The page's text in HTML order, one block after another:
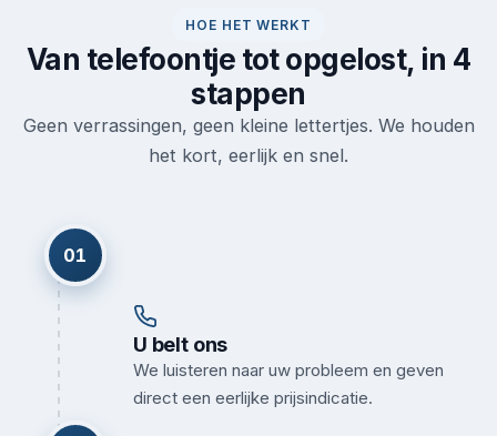
HOE HET WERKT
Van telefoontje tot opgelost, in 4
stappen
Geen verrassingen, geen kleine lettertjes. We houden
het kort, eerlijk en snel.
01
U belt ons
We luisteren naar uw probleem en geven
direct een eerlijke prijsindicatie.